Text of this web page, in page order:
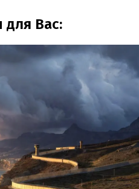
Вас: